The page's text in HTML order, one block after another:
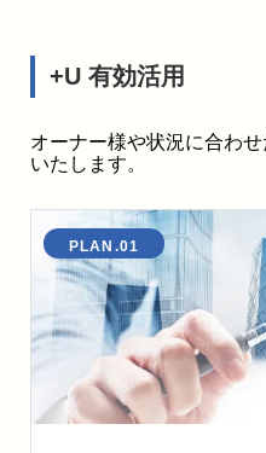
+U 有効活用
オーナー様や状況に合わ
いたします。
PLAN.01